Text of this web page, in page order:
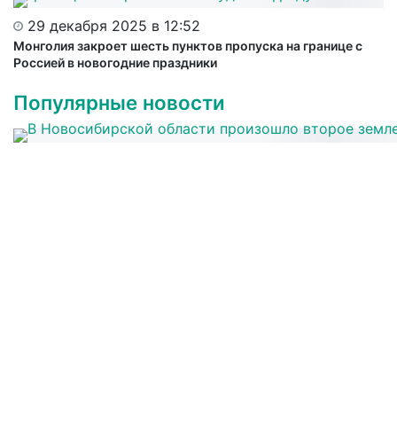
29 декабря 2025 в 12:52
Монголия закроет шесть пунктов пропуска на границе с
Россией в новогодние праздники
Популярные новости